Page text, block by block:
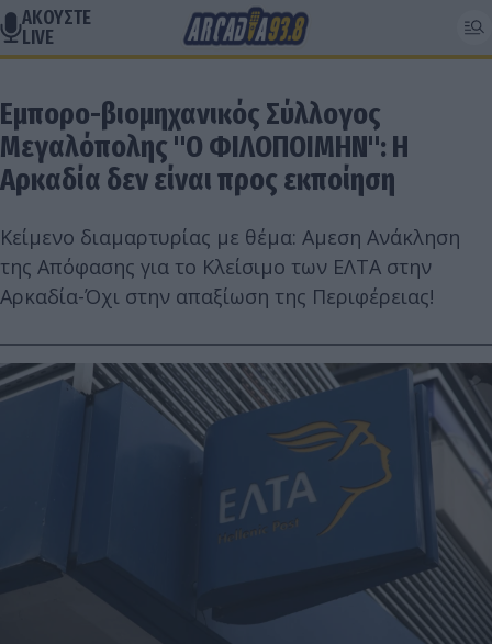
ΑΚΟΥΣΤΕ
LIVE
Εμπορο-βιομηχανικός Σύλλογος
Μεγαλόπολης "Ο ΦΙΛΟΠΟΙΜΗΝ": Η
Αρκαδία δεν είναι προς εκποίηση
Κείμενο διαμαρτυρίας με θέμα: Αμεση Ανάκληση
της Απόφασης για το Κλείσιμο των ΕΛΤΑ στην
Αρκαδία-Όχι στην απαξίωση της Περιφέρειας!